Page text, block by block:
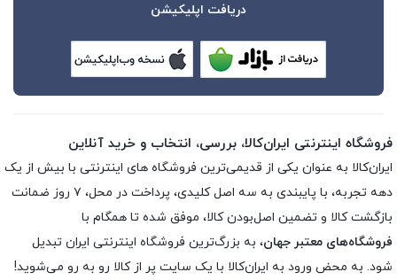
دریافت اپلیکیشن
فروشگاه اینترنتی ایران‌کالا، بررسی، انتخاب و خرید آنلاین
ایران‌کالا به عنوان یکی از قدیمی‌ترین فروشگاه های اینترنتی با بیش از یک
دهه تجربه، با پایبندی به سه اصل کلیدی، پرداخت در محل، ۷ روز ضمانت
بازگشت کالا و تضمین اصل‌بودن کالا، موفق شده تا همگام با
فروشگاه‌های معتبر جهان، به بزرگ‌ترین فروشگاه اینترنتی ایران تبدیل
شود. به محض ورود به ایران‌کالا با یک سایت پر از کالا رو به رو می‌شوید!